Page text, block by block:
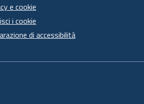
e cookie
i cookie
di accessibilità